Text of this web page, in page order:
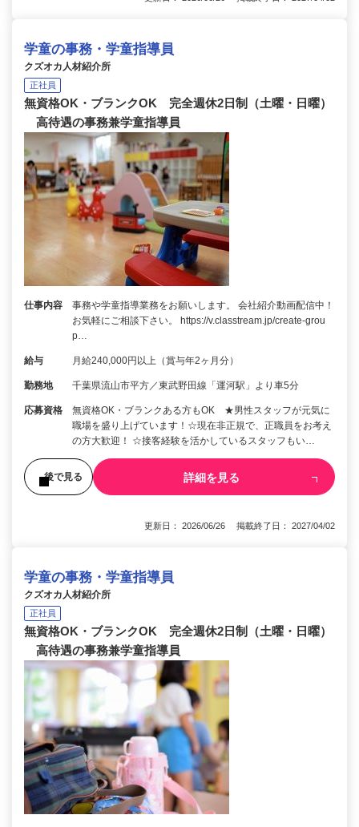
学童の事務・学童指導員
クズオカ人材紹介所
正社員
無資格OK・ブランクOK 完全週休2日制（土曜・日曜）
高待遇の事務兼学童指導員
仕事内容
事務や学童指導業務をお願いします。 会社紹介動画配信中！
お気軽にご相談下さい。 https://v.classtream.jp/create-grou
p…
給与 月給240,000円以上（賞与年2ヶ月分）
勤務地 千葉県流山市平方／東武野田線「運河駅」より車5分
応募資格
無資格OK・ブランクある方もOK ★男性スタッフが元気に
職場を盛り上げています！☆現在非正規で、正職員をお考え
の方大歓迎！ ☆接客経験を活かしているスタッフもい…
後で見る 詳細を見る
更新日： 2026/06/26 掲載終了日： 2027/04/02
学童の事務・学童指導員
クズオカ人材紹介所
正社員
無資格OK・ブランクOK 完全週休2日制（土曜・日曜）
高待遇の事務兼学童指導員